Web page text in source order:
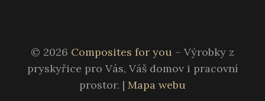
© 2026 Composites for you – Výrobky z
pryskyřice pro Vás, Váš domov i pracovní
prostor. | Mapa webu